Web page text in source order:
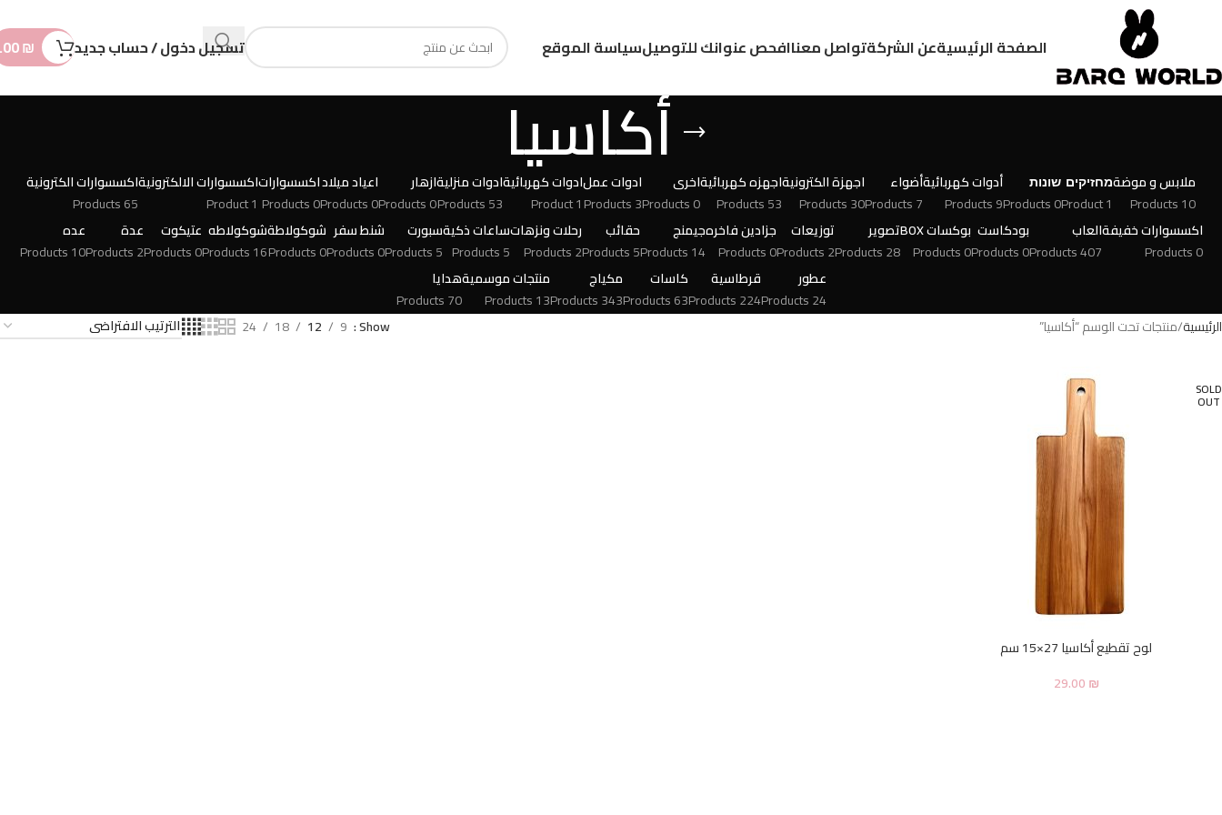
الصفحة الرئيسيةعن الشركةتواصل معناافحص عنوانك للتوصيلسياسة الموقع تسجيل دخول / حساب جديد ₪
أكاسيا
ملابس و موضة
10 Products
מחזיקים
1 Product
שונות
0 Products
أدوات كهربائية
9 Products
أضواء
7 Products
اجهزة الكترونية
30 Products
اجهزه كهربائية
53 Products
اخرى
0 Products
ادوات عمل
3 Products
ادوات كهربائية
1 Product
ادوات منزلية
53 Products
ازهار
0 Products
اعياد ميلاد
0 Products
اكسسوارات
0 Products
اكسسوارات الالكترونية
1 Product
اكسسوارات الكترونية
65 Products
اكسسوارات خفيفة
0 Products
العاب
407 Products
بودكاست
0 Products
بوكسات BOX
0 Products
تصوير
28 Products
توزيعات
2 Products
جزادين فاخره
0 Products
جيمنج
14 Products
حقائب
5 Products
رحلات ونزهات
2 Products
ساعات ذكية
5 Products
سبورت
5 Products
شنط سفر
0 Products
شوكولاطة
0 Products
شوكولاطه
16 Products
عتيكوت
0 Products
عدة
2 Products
عده
10 Products
عطور
24 Products
قرطاسية
224 Products
كاسات
63 Products
مكياج
343 Products
منتجات موسمية
13 Products
هدايا
70 Products
الرئيسية منتجات تحت الوسم “أكاسيا” Show
9
12
18
24
SOLD
OUT
لوح تقطيع أكاسيا 27×15 سم
29.00₪